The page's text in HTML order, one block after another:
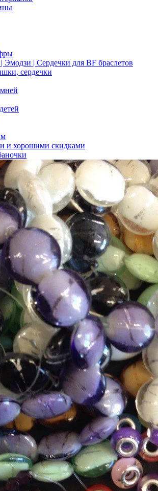
| Сердечки для BF браслетов
сердечки
и хорошими скидками